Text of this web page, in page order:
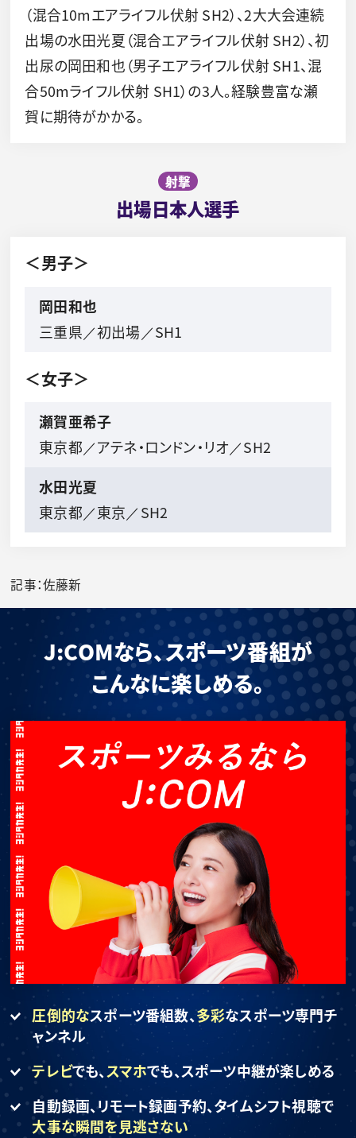
（混合10mエアライフル伏射 SH2）、2大大会連続
出場の水田光夏（混合エアライフル伏射 SH2）、初
出尿の岡田和也（男子エアライフル伏射 SH1、混
合50mライフル伏射 SH1）の3人。経験豊富な瀬
賀に期待がかかる。
射撃
出場日本人選手
＜男子＞
岡田和也
三重県／初出場／SH1
＜女子＞
瀬賀亜希子
東京都／アテネ・ロンドン・リオ／SH2
水田光夏
東京都／東京／SH2
記事：佐藤新
J:COMなら、スポーツ番組が
こんなに楽しめる。
圧倒的なスポーツ番組数、多彩なスポーツ専門チ
ャンネル
テレビでも、スマホでも、スポーツ中継が楽しめる
自動録画、リモート録画予約、タイムシフト視聴で
大事な瞬間を見逃さない